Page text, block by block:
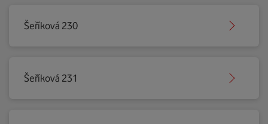
Šeříková 230
Šeříková 231